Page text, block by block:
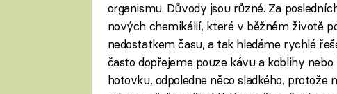
organismu. Důvody jsou různé. Za
nových chemikálií, které v běžném životě
nedostatkem času, a tak hledáme rychlé
často dopřejeme pouze kávu a koblihy
hotovku, odpoledne něco sladkého, protože